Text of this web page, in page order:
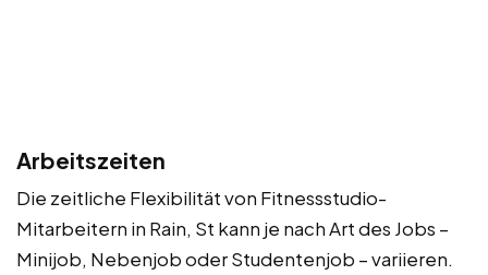
Arbeitszeiten
Die zeitliche Flexibilität von Fitnessstudio-
Mitarbeitern in Rain, St kann je nach Art des Jobs –
Minijob, Nebenjob oder Studentenjob – variieren.